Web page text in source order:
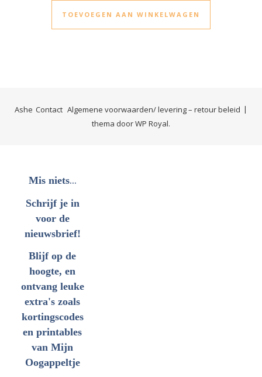
TOEVOEGEN AAN WINKELWAGEN
Contact Algemene voorwaarden/ levering – retour beleid
Ashe
thema doorWP Royal.
Mis niets...
Schrijf je in
voor de
nieuwsbrief!
Blijf op de
hoogte, en
ontvang leuke
extra's zoals
kortingscodes
en printables
van Mijn
Oogappeltje